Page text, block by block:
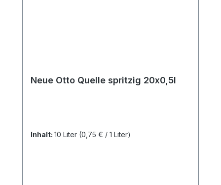
Neue Otto Quelle spritzig 20x0,5l
Inhalt: 10 Liter (0,75 € / 1 Liter)